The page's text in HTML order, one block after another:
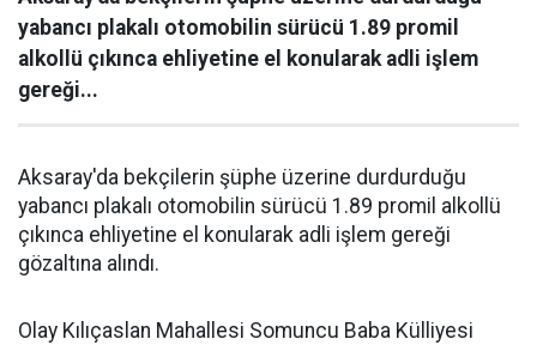
yabancı plakalı otomobilin sürücü 1.89 promil
alkollü çıkınca ehliyetine el konularak adli işlem
gereği...
Aksaray'da bekçilerin şüphe üzerine durdurduğu
yabancı plakalı otomobilin sürücü 1.89 promil alkollü
çıkınca ehliyetine el konularak adli işlem gereği
gözaltına alındı.
Olay Kılıçaslan Mahallesi Somuncu Baba Külliyesi